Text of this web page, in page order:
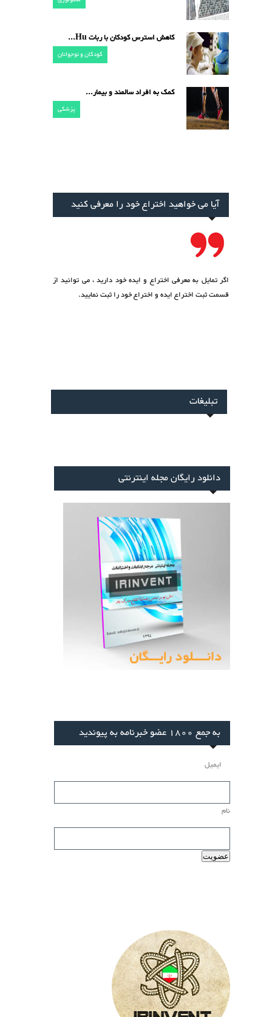
کاهش استرس کودکان با ربات Hu...
کودکان و نوجوانان
کمک به افراد سالمند و بیمار...
پزشکی
آیا می خواهید اختراع خود را معرفی کنید
اگر تمایل به معرفی اختراع و ایده خود دارید ، می توانید از
قسمتثبت اختراع ایدهو اختراع خود را ثبت نمایید.
تبلیغات
به جمع 1800 عضو خبرنامه به پیوندید
ایمیل
نام
دانلود رایگان مجله اینترنتی